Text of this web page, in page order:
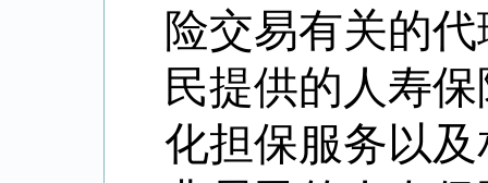
险交易有关的
民提供的人寿
化担保服务以